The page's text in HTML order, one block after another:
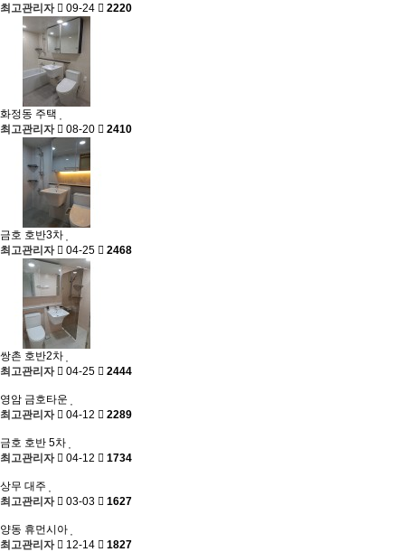
최고관리자
09-24 2220
화정동 주택
최고관리자
08-20 2410
금호 호반3차
최고관리자
04-25 2468
쌍촌 호반2차
최고관리자
04-25 2444
영암 금호타운
최고관리자
04-12 2289
금호 호반 5차
최고관리자
04-12 1734
상무 대주
최고관리자
03-03 1627
양동 휴먼시아
최고관리자
12-14 1827